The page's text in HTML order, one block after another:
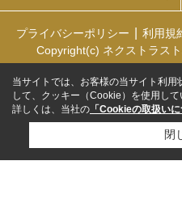
プライバシーポリシー 利用規
Copyright(c) ネクストラス
当サイトでは、お客様の当サイト利用
して、クッキー（Cookie）を使用して
詳しくは、当社の 「Cookieの取扱いに
閉